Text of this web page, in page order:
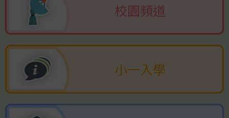
校園頻道
小一入學